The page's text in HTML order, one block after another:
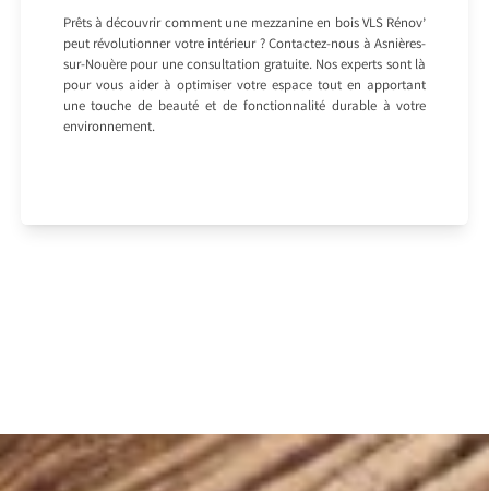
Prêts à découvrir comment une mezzanine en bois VLS Rénov’
peut révolutionner votre intérieur ? Contactez-nous à Asnières-
sur-Nouère pour une consultation gratuite. Nos experts sont là
pour vous aider à optimiser votre espace tout en apportant
une touche de beauté et de fonctionnalité durable à votre
environnement.